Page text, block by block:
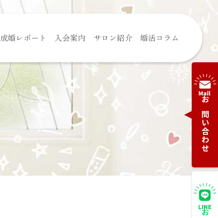
婚レポート 入会案内 サロン紹介 婚活コラム
お問い合わせ